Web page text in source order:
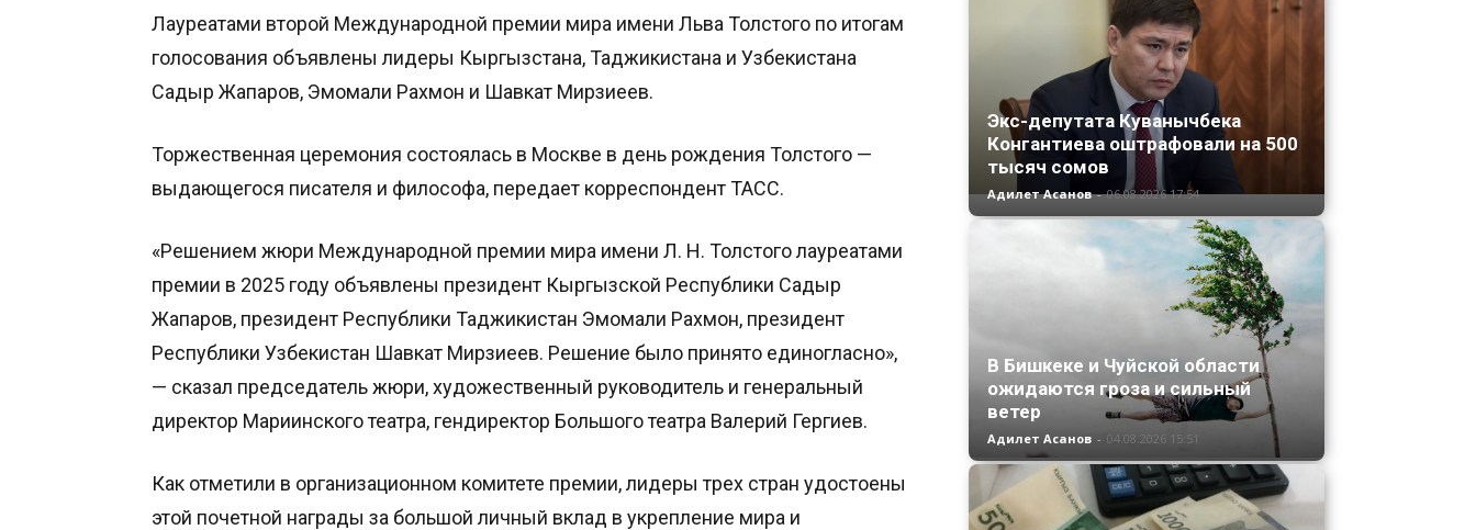
Лауреатами второй Международной премии мира имени Льва Толстого по итогам
голосования объявлены лидеры Кыргызстана, Таджикистана и Узбекистана
Садыр Жапаров, Эмомали Рахмон и Шавкат Мирзиеев.
Торжественная церемония состоялась в Москве в день рождения Толстого —
выдающегося писателя и философа, передает корреспондент ТАСС.
«Решением жюри Международной премии мира имени Л. Н. Толстого лауреатами
премии в 2025 году объявлены президент Кыргызской Республики Садыр
Жапаров, президент Республики Таджикистан Эмомали Рахмон, президент
Республики Узбекистан Шавкат Мирзиеев. Решение было принято единогласно»,
— сказал председатель жюри, художественный руководитель и генеральный
директор Мариинского театра, гендиректор Большого театра Валерий Гергиев.
Как отметили в организационном комитете премии, лидеры трех стран удостоены
этой почетной награды за большой личный вклад в укрепление мира и
Экс-депутата Куванычбека
Конгантиева оштрафовали на 500
тысяч сомов
Адилет Асанов - 06.08.2026 17:54
В Бишкеке и Чуйской области
ожидаются гроза и сильный
ветер
Адилет Асанов - 04.08.2026 15:51